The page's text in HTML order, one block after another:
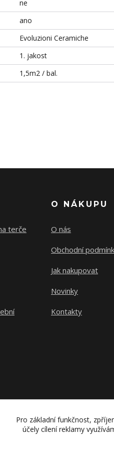
ne
ano
Evoluzioni Ceramiche
1. jakost
1,5m2 / bal.
terče
O NÁKUPU
O nás
Obchodní
Jak nakupovat
Novinky
Kontakty
Pro základní funkčnost,
účely cílení reklamy